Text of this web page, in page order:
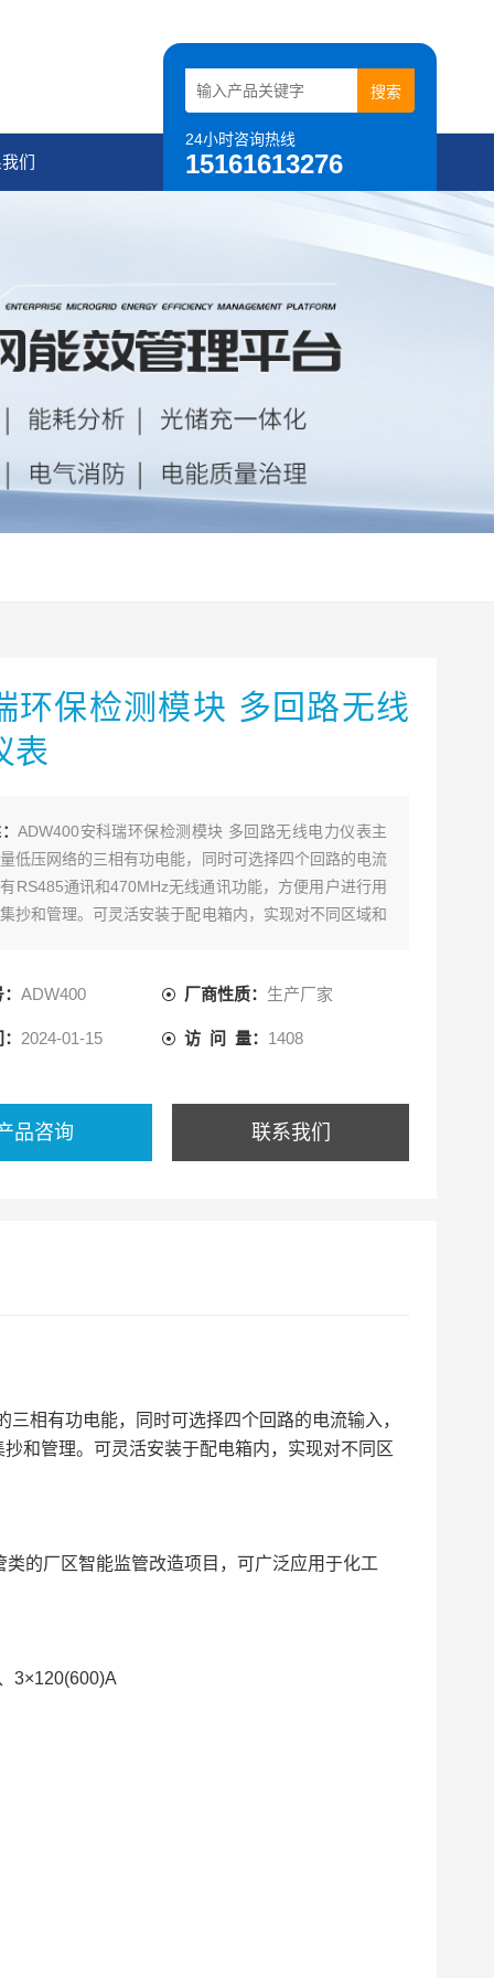
24小时咨询热线
15161613276
们
环保检测模块 多回路无线
表
ADW400安科瑞环保检测模块 多回路无线电力仪表主
低压网络的三相有功电能，同时可选择四个回路的电流
RS485通讯和470MHz无线通讯功能，方便用户进行用
抄和管理。可灵活安装于配电箱内，实现对不同区域和
ADW400 厂商性质： 生产厂家
2024-01-15 访 问 量： 1408
品咨询 联系我们
三相有功电能，同时可选择四个回路的电流输入，
和管理。可灵活安装于配电箱内，实现对不同区
厂区智能监管改造项目，可广泛应用于化工
3×120(600)A